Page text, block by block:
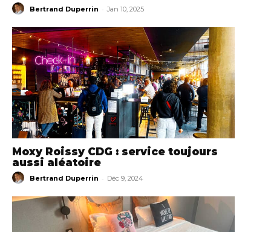
Bertrand Duperrin - Jan 10, 2025
Moxy Roissy CDG : service toujours
aussi aléatoire
Bertrand Duperrin - Déc 9, 2024